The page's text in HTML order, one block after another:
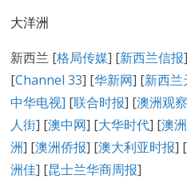
大洋洲
新西兰 [格局传媒] [新西兰信报
[Channel 33] [华新网] [新西
中华电视] [联合时报] [澳洲观
人街] [澳中网] [大华时代] [澳
洲] [澳洲侨报] [澳大利亚时报] [
洲佳] [昆士兰华商周报]